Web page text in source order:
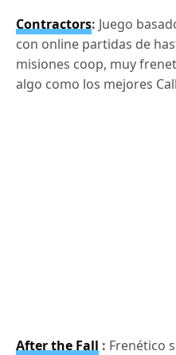
Contractors: Juego
con online partidas de
misiones coop, muy
algo como los mejores
After the Fall : Frenético